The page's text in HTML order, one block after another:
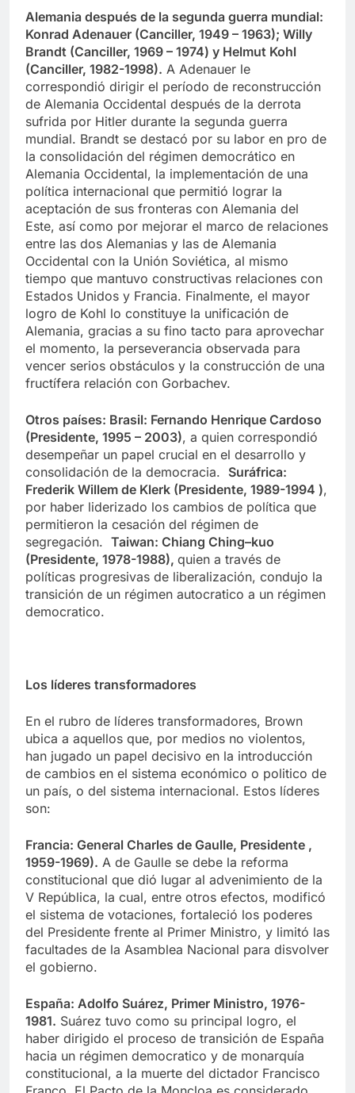
Alemania después de la segunda guerra mundial:
Konrad Adenauer (Canciller, 1949 – 1963); Willy
Brandt (Canciller, 1969 – 1974) y Helmut Kohl
(Canciller, 1982-1998). A Adenauer le
correspondió dirigir el período de reconstrucción
de Alemania Occidental después de la derrota
sufrida por Hitler durante la segunda guerra
mundial. Brandt se destacó por su labor en pro de
la consolidación del régimen democrático en
Alemania Occidental, la implementación de una
política internacional que permitió lograr la
aceptación de sus fronteras con Alemania del
Este, así como por mejorar el marco de relaciones
entre las dos Alemanias y las de Alemania
Occidental con la Unión Soviética, al mismo
tiempo que mantuvo constructivas relaciones con
Estados Unidos y Francia. Finalmente, el mayor
logro de Kohl lo constituye la unificación de
Alemania, gracias a su fino tacto para aprovechar
el momento, la perseverancia observada para
vencer serios obstáculos y la construcción de una
fructífera relación con Gorbachev.
Otros países: Brasil: Fernando Henrique Cardoso
(Presidente, 1995 – 2003), a quien correspondió
desempeñar un papel crucial en el desarrollo y
consolidación de la democracia. Suráfrica:
Frederik Willem de Klerk (Presidente, 1989-1994 ),
por haber liderizado los cambios de política que
permitieron la cesación del régimen de
segregación. Taiwan: Chiang Ching–kuo
(Presidente, 1978-1988), quien a través de
políticas progresivas de liberalización, condujo la
transición de un régimen autocratico a un régimen
democratico.
Los líderes transformadores
En el rubro de líderes transformadores, Brown
ubica a aquellos que, por medios no violentos,
han jugado un papel decisivo en la introducción
de cambios en el sistema económico o politico de
un país, o del sistema internacional. Estos líderes
son:
Francia: General Charles de Gaulle, Presidente ,
1959-1969). A de Gaulle se debe la reforma
constitucional que dió lugar al advenimiento de la
V República, la cual, entre otros efectos, modificó
el sistema de votaciones, fortaleció los poderes
del Presidente frente al Primer Ministro, y limitó las
facultades de la Asamblea Nacional para disvolver
el gobierno.
España: Adolfo Suárez, Primer Ministro, 1976-
1981. Suárez tuvo como su principal logro, el
haber dirigido el proceso de transición de España
hacia un régimen democratico y de monarquía
constitucional, a la muerte del dictador Francisco